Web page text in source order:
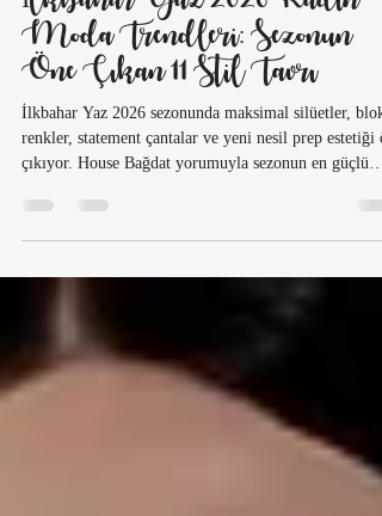
Cansu Şekerci
18 Nis
8 dakikada okunur
İlkbahar Yaz 2026 Kadın
Moda Trendleri: Sezonun
Öne Çıkan 11 Stil Tavrı
İlkbahar Yaz 2026 sezonunda maksimal silüetler, blok
renkler, statement çantalar ve yeni nesil prep estetiği